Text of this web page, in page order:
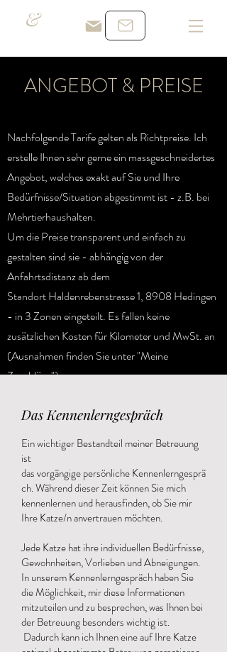
&
ANGEBOT & PREISE
Nachfolgende Tarife gelten als Richtpreise. Ich
erstelle Ihnen sehr gerne ein massgeschneidertes
Angebot, welches exakt auf Sie und Ihre
Bedürfnisse/Situation abgestimmt ist - z.B. bei
Mehrtierhaushalten.
Um die Preise transparent und einfach zu
gestalten sind sie - abhängig von der
Anfahrtsdistanzab dem
StandortHaldenrebenstrasse 1, 8908 Hedingen
- in 3 Zonen eingeteilt. Es fallen keine
zusätzlichen Kosten fürKilometer und MwSt. an
(Ausnahmen finden Sie unter "Meine
Zuschläge").
Das Kennenlerngespräch
Ein wichtiger Bestandteil meiner Betreuung
ist
dasvorgängigepersönlicheKennenlerngesprä
ch. Während dieser Zeit können Sie mich
kennenlernen und herausfinden, ob Sie mir
Ihre Katze/n anvertrauen möchten.
Jede Katze hat ihre individuellen Bedürfnisse,
Gewohnheiten, Vorlieben und Abneigungen.
In unserem Kennenlerngespräch haben Sie
die Möglichkeit, mir diese Informationen
mitzuteilen und zu besprechen, was Ihnen bei
der Betreuung besonders wichtig ist.
Dadurch kann ich Ihnen eine auf Ihre Katze